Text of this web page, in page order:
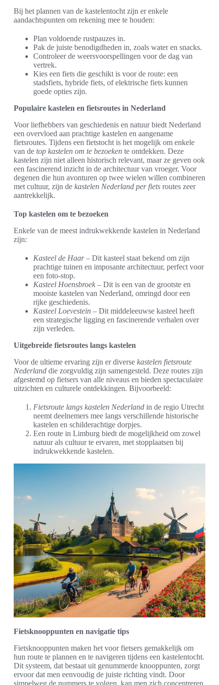
Bij het plannen van de kastelentocht zijn er enkele
aandachtspunten om rekening mee te houden:
Plan voldoende rustpauzes in.
Pak de juiste benodigdheden in, zoals water en snacks.
Controleer de weersvoorspellingen voor de dag van
vertrek.
Kies een fiets die geschikt is voor de route: een
stadsfiets, hybride fiets, of elektrische fiets kunnen
goede opties zijn.
Populaire kastelen en fietsroutes in Nederland
Voor liefhebbers van geschiedenis en natuur biedt Nederland
een overvloed aan prachtige kastelen en aangename
fietsroutes. Tijdens een fietstocht is het mogelijk om enkele
van de top kastelen om te bezoeken te ontdekken. Deze
kastelen zijn niet alleen historisch relevant, maar ze geven ook
een fascinerend inzicht in de architectuur van vroeger. Voor
degenen die hun avonturen op twee wielen willen combineren
met cultuur, zijn de kastelen Nederland per fiets routes zeer
aantrekkelijk.
Top kastelen om te bezoeken
Enkele van de meest indrukwekkende kastelen in Nederland
zijn:
Kasteel de Haar– Dit kasteel staat bekend om zijn
prachtige tuinen en imposante architectuur, perfect voor
een foto-stop.
Kasteel Hoensbroek – Dit is een van de grootste en
mooiste kastelen van Nederland, omringd door een
rijke geschiedenis.
Kasteel Loevestein – Dit middeleeuwse kasteel heeft
een strategische ligging en fascinerende verhalen over
zijn verleden.
Uitgebreide fietsroutes langs kastelen
Voor de ultieme ervaring zijn er diverse kastelen fietsroute
Nederland die zorgvuldig zijn samengesteld. Deze routes zijn
afgestemd op fietsers van alle niveaus en bieden spectaculaire
uitzichten en culturele ontdekkingen. Bijvoorbeeld:
Fietsroute langs kastelen Nederland in de regio Utrecht
neemt deelnemers mee langs verschillende historische
kastelen en schilderachtige dorpjes.
Een route in Limburg biedt de mogelijkheid om zowel
natuur als cultuur te ervaren, met stopplaatsen bij
indrukwekkende kastelen.
Fietsknooppunten en navigatie tips
Fietsknooppunten maken het voor fietsers gemakkelijk om
hun route te plannen en te navigeren tijdens een kastelentocht.
Dit systeem, dat bestaat uit genummerde knooppunten, zorgt
ervoor dat men eenvoudig de juiste richting vindt. Door
simpelweg de nummers te volgen, kan men zich concentreren